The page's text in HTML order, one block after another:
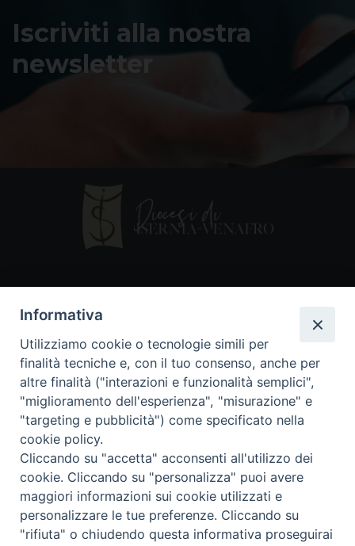
Iscriviti alla nostra
newsletter
86170 Isernia
086550849
segreteria@diocesiiserniavenafro.it
I nostri social
Copyright © 2018 - Diocesi di Isernia-Venafro (C.F.
90008750946). Riproduzione solo con permesso.
Tutti i diritti sono riservati
Informativa
Utilizziamo cookie o tecnologie simili per
finalità tecniche e, con il tuo consenso, anche per
altre finalità ("interazioni e funzionalità semplici",
"miglioramento dell'esperienza", "misurazione" e
"targeting e pubblicità") come specificato nella
cookie policy.
Cliccando su "accetta" acconsenti all'utilizzo dei
cookie. Cliccando su "personalizza" puoi avere
maggiori informazioni sui cookie utilizzati e
personalizzare le tue preferenze. Cliccando su
"rifiuta" o chiudendo questa informativa proseguirai